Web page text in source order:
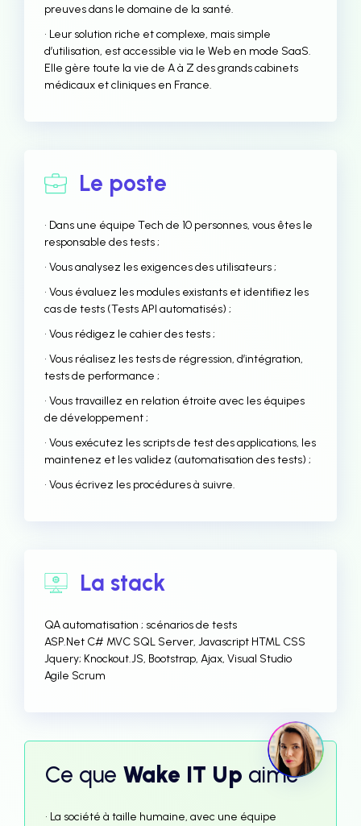
preuves dans le domaine de la santé.
• Leur solution riche et complexe, mais simple
d’utilisation, est accessible via le Web en mode SaaS.
Elle gère toute la vie de A à Z des grands cabinets
médicaux et cliniques en France.
Le poste
• Dans une équipe Tech de 10 personnes, vous êtes le
responsable des tests ;
• Vous analysez les exigences des utilisateurs ;
• Vous évaluez les modules existants et identifiez les
cas de tests (Tests API automatisés) ;
• Vous rédigez le cahier des tests ;
• Vous réalisez les tests de régression, d’intégration,
tests de performance ;
• Vous travaillez en relation étroite avec les équipes
de développement ;
• Vous exécutez les scripts de test des applications, les
maintenez et les validez (automatisation des tests) ;
• Vous écrivez les procédures à suivre.
La stack
QA automatisation ; scénarios de tests
ASP.Net C# MVC SQL Server, Javascript HTML CSS
Jquery; Knockout.JS, Bootstrap, Ajax, Visual Studio
Agile Scrum
Ce que Wake IT Up aime
• La société à taille humaine, avec une équipe